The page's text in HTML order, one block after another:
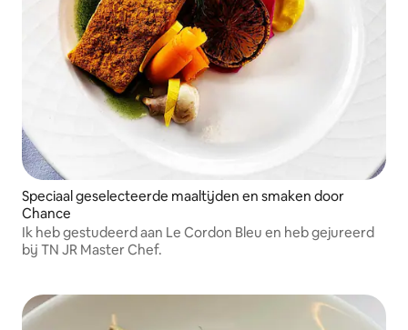
Speciaal geselecteerde maaltijden en smaken door
Chance
Ik heb gestudeerd aan Le Cordon Bleu en heb gejureerd
bij TN JR Master Chef.